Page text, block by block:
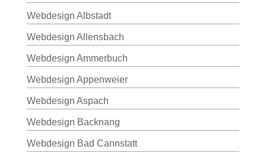
Webdesign Albstadt
Webdesign Allensbach
Webdesign Ammerbuch
Webdesign Appenweier
Webdesign Aspach
Webdesign Backnang
Webdesign Bad Cannstatt